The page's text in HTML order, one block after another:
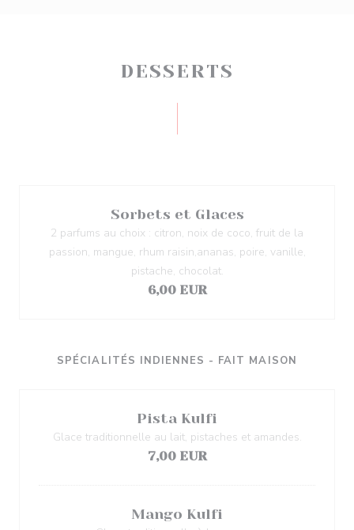
DESSERTS
Sorbets et Glaces
2 parfums au choix : citron, noix de coco, fruit de la
passion, mangue, rhum raisin,ananas, poire, vanille,
pistache, chocolat.
6,00 EUR
SPÉCIALITÉS INDIENNES - FAIT MAISON
Pista Kulfi
Glace traditionnelle au lait, pistaches et amandes.
7,00 EUR
Mango Kulfi